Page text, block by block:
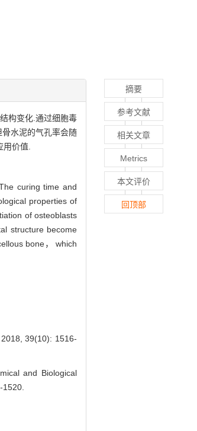
构变化.通过细胞毒
水泥的气孔率会随
用价值.
curing time and
properties of
of osteoblasts
structure become
bone， which
39(10): 1516-
and Biological
1520.
摘要
参考文献
相关文章
Metrics
本文评价
回顶部